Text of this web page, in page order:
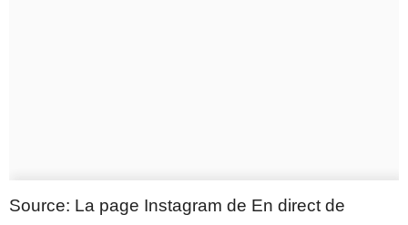
Source: La page Instagram de En direct de